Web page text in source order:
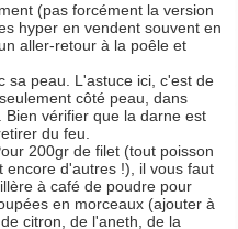
(pas forcément la version
hyper en vendent souvent en
aller-retour à la poêle et
sa peau. L'astuce ici, c'est de
côté peau, dans
Bien vérifier que la darne est
du feu.
200gr de filet (tout poisson
encore d'autres !), il vous faut
à café de poudre pour
en morceaux (ajouter à
citron, de l'aneth, de la